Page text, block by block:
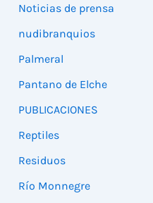
Noticias de prensa
nudibranquios
Palmeral
Pantano de Elche
PUBLICACIONES
Reptiles
Residuos
Río Monnegre